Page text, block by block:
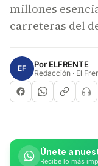
millones
carreteras del
EF Por ELFRENTE
Redacción · El
Únete a
Recibe lo más